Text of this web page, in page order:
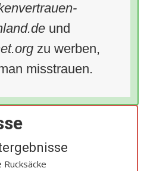
und
zu werben,
misstrauen.